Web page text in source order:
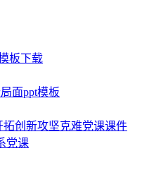
板下载
面ppt模板
拓创新攻坚克难党课课件
党课